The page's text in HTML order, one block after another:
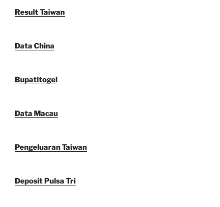
Result Taiwan
Data China
Bupatitogel
Data Macau
Pengeluaran Taiwan
Deposit Pulsa Tri